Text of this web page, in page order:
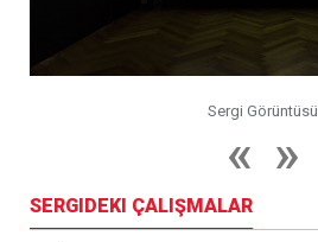
Sergi Görüntüsü
SERGIDEKI ÇALIŞMALAR